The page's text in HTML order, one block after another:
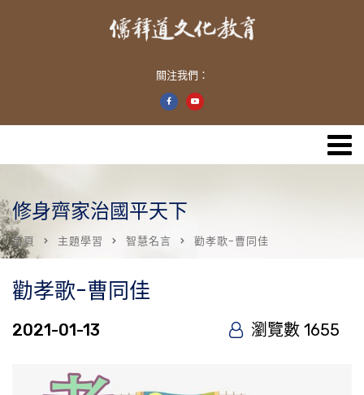
關注我們：
修身齊家治國平天下
首頁 主題學習 智慧名言 勸孝歌-曹同佳
勸孝歌-曹同佳
2021-01-13 瀏覽數 1655